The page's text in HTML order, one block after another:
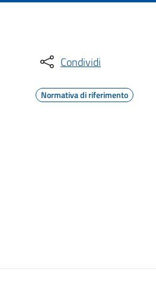
Condividi
Normativa di riferimento